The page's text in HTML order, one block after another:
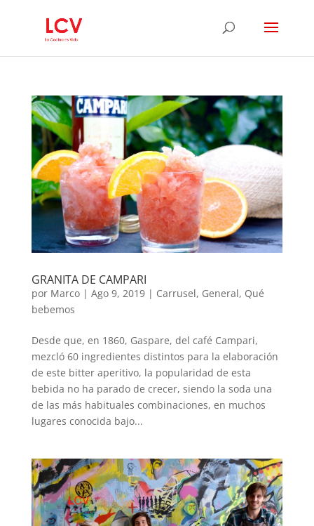
GRANITA DE CAMPARI
por Marco| Ago 9, 2019| Carrusel, General, Qué
bebemos
Desde que, en 1860, Gaspare, del café Campari,
mezcló 60 ingredientes distintos para la elaboración
de este bitter aperitivo, la popularidad de esta
bebida no ha parado de crecer, siendo la soda una
de las más habituales combinaciones, en muchos
lugares conocida bajo...